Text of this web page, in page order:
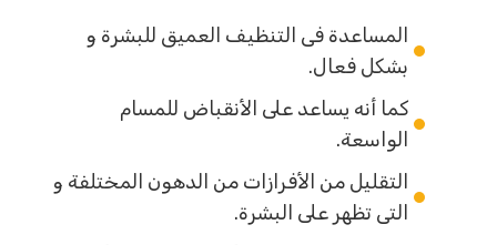
المساعدة فى التنظيف العميق للبشرة و
بشكل فعال.
كما أنه يساعد على الأنقباض للمسام
الواسعة.
التقليل من الأفرازات من الدهون المختلفة و
التى تظهر على البشرة.